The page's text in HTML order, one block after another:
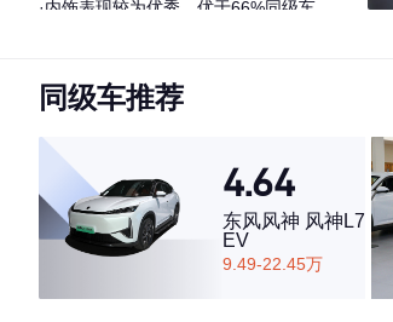
·内饰表现较为优秀，优于66%同级车
同级车推荐
4.64
东风风神 风神L7
EV
9.49-22.45万